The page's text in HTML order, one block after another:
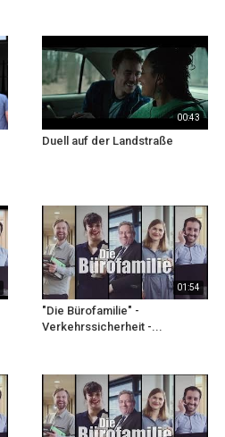
00:43
Duell auf der Landstraße
01:54
"Die Bürofamilie" -
Verkehrssicherheit -...